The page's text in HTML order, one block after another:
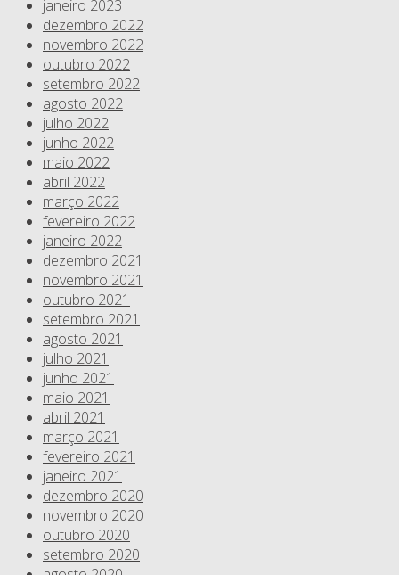
janeiro 2023
dezembro 2022
novembro 2022
outubro 2022
setembro 2022
agosto 2022
julho 2022
junho 2022
maio 2022
abril 2022
março 2022
fevereiro 2022
janeiro 2022
dezembro 2021
novembro 2021
outubro 2021
setembro 2021
agosto 2021
julho 2021
junho 2021
maio 2021
abril 2021
março 2021
fevereiro 2021
janeiro 2021
dezembro 2020
novembro 2020
outubro 2020
setembro 2020